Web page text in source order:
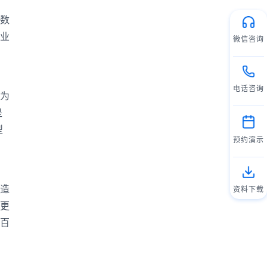
微信咨询
电话咨询
预约演示
资料下载